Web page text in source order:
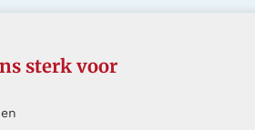
sterk voor